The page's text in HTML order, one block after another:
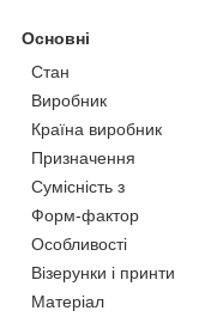
Основні
Стан
Виробник
Країна виробник
Призначення
Сумісність з
Форм-фактор
Особливості
Візерунки і принти
Матеріал